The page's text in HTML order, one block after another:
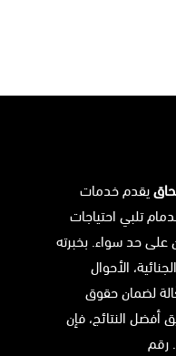
يقدم خدمات
تلبي احتياجات
على حد سواء. بخبرته
الأحوال
لضمان حقوق
النتائج، فإن
رقم